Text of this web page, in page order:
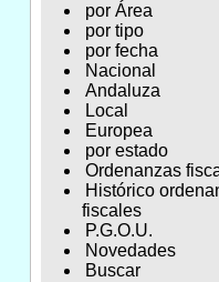
por Área
por tipo
por fecha
Nacional
Andaluza
Local
Europea
por estado
Ordenanzas
Histórico
fiscales
P.G.O.U.
Novedades
Buscar